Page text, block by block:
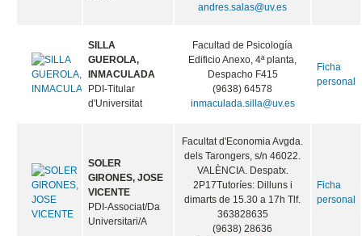
andres.salas@uv.es
SILLA
GUEROLA,
INMACULADA
PDI-Titular
d'Universitat
Facultad de Psicología
Edificio Anexo, 4ª planta,
Despacho F415
(9638) 64578
inmaculada.silla@uv.es
Ficha
personal
SOLER
GIRONES, JOSE
VICENTE
PDI-Associat/Da
Universitari/A
Facultat d'Economia Avgda.
dels Tarongers, s/n 46022.
VALÈNCIA. Despatx.
2P17Tutoríes: Dilluns i
dimarts de 15.30 a 17h Tlf.
363828635
(9638) 28636
Ficha
personal